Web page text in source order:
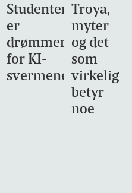
Studentene
er
drømmemålet
for KI-
svermene
Troya,
myter
og det
som
virkelig
betyr
noe